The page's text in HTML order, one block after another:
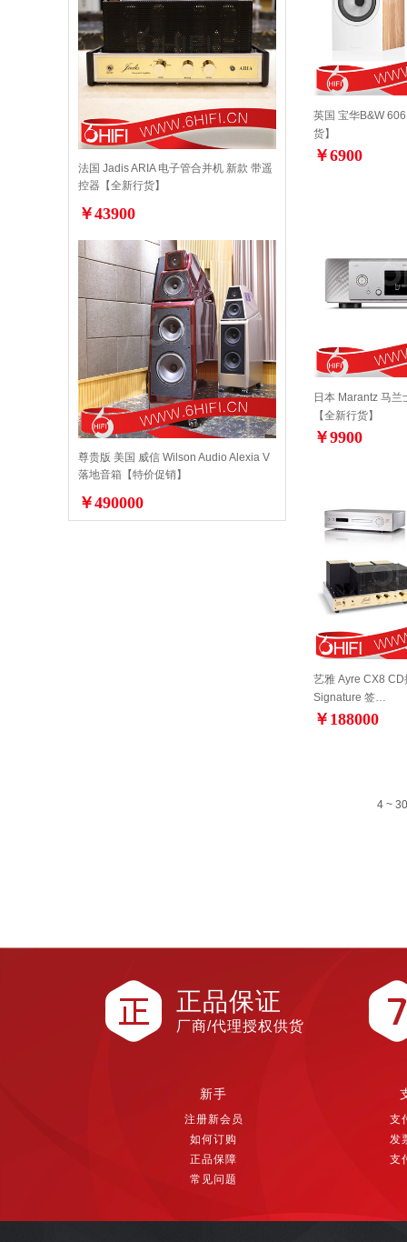
法国 Jadis ARIA 电子管合并机 新款 带遥
控器【全新行货】
￥43900
尊贵版 美国 威信 Wilson Audio Alexia V
落地音箱【特价促销】
￥490000
英国 宝华B&W
货】
￥6900
日本 Marantz 马
【全新行货】
￥9900
艺雅 Ayre CX8
Signature 签…
￥188000
4 ~ 30
正品保证
厂商/代理授权供货
新手
注册新会员
如何订购
正品保障
常见问题
支
发
支